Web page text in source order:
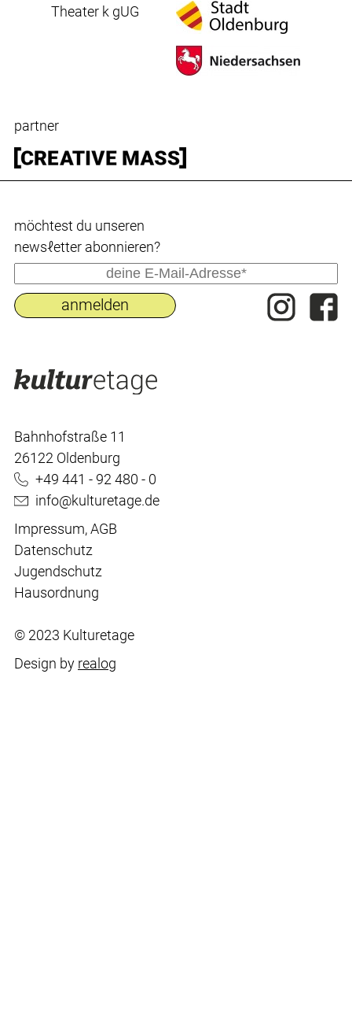
Theater k gUG
partner
Bahnhofstraße 11
26122 Oldenburg
+49 441 - 92 480 - 0
info@kulturetage.de
Impressum,AGB
Datenschutz
Jugendschutz
Hausordnung
© 2023 Kulturetage
Design by realog
möchtest du uпseren
newsℓetter abonnieren?